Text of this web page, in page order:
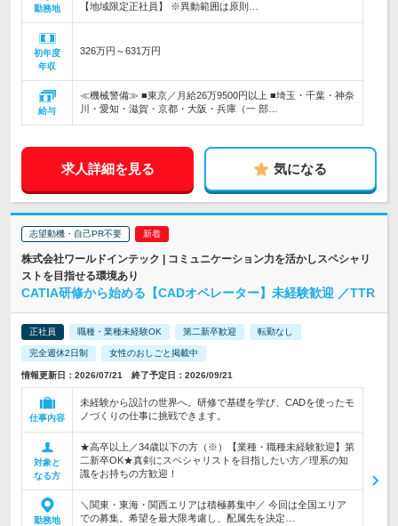
勤務地
【地域限定正社員】 ※異動範囲は原則…
初年度
年収
326万円～631万円
給与
≪機械警備≫ ■東京／月給26万9500円以上 ■埼玉・千葉・神奈
川・愛知・滋賀・京都・大阪・兵庫（一 部…
求人詳細を見る 気になる
志望動機・自己PR不要
株式会社ワールドインテック | コミュニケーション力を活かしスペシャリ
ストを目指せる環境あり
CATIA研修から始める【CADオペレーター】未経験歓迎 ／TTR
正社員 職種・業種未経験OK 第二新卒歓迎 転勤なし
完全週休2日制 女性のおしごと掲載中
情報更新日：2026/07/21 終了予定日：2026/09/21
仕事内容
未経験から設計の世界へ。研修で基礎を学び、CADを使ったモ
ノづくりの仕事に挑戦できます。
対象と
なる方
★高卒以上／34歳以下の方（※）【業種・職種未経験歓迎】第
二新卒OK★真剣にスペシャリストを目指したい方／理系の知
識をお持ちの方歓迎！
勤務地
＼関東・東海・関西エリアは積極募集中／ 今回は全国エリア
での募集。希望を最大限考慮し、配属先を決定…